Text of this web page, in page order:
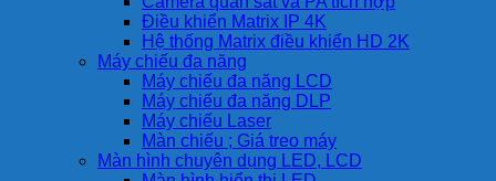
Điều khiển Matrix IP 4K
Hệ thống Matrix điều khiển HD 2K
Máy chiếu đa năng
Máy chiếu đa năng LCD
Máy chiếu đa năng DLP
Máy chiếu Laser
Màn chiếu ; Giá treo máy
Màn hình chuyên dụng LED, LCD